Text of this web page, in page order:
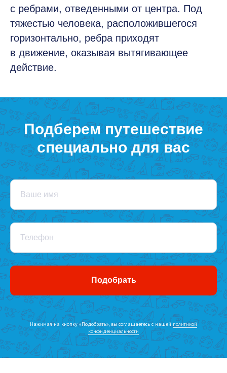
с ребрами, отведенными от центра. Под
тяжестью человека, расположившегося
горизонтально, ребра приходят
в движение, оказывая вытягивающее
действие.
Подберем путешествие
специально для вас
Ваше имя
Телефон
Подобрать
Нажимая на кнопку «Подобрать», вы соглашаетесь с нашей политикой
конфиденциальности